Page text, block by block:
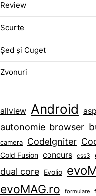
Review
Scurte
Șed și Cuget
Zvonuri
allview Android
autonomie browser
camera CodeIgniter
Cold Fusion concurs css3
dual core Evolio
evoMAG.ro formulare